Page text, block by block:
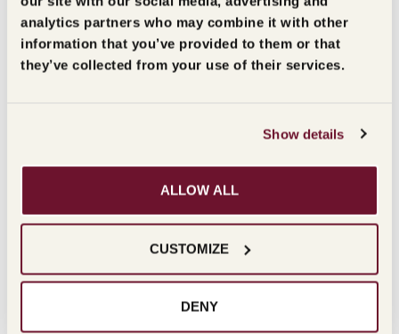
analytics partners who may combine it with other
information that you’ve provided to them or that
they’ve collected from your use of their services.
Show details
ALLOW ALL
CUSTOMIZE
DENY